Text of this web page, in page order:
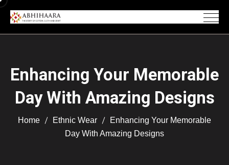
Enhancing Your Memorable
Day With Amazing Designs
Home Ethnic Wear
Enhancing Your Memorable
Day With Amazing Designs